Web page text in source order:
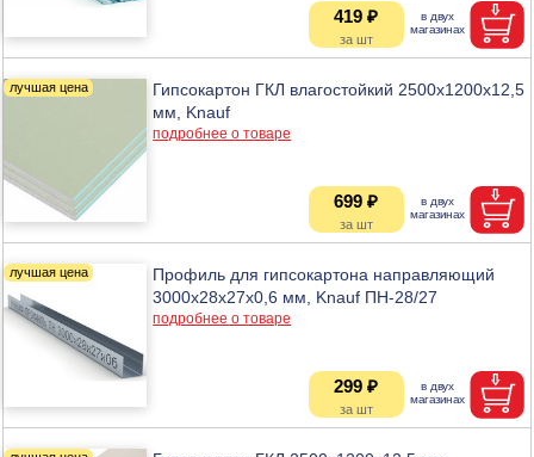
419 ₽
Гипсокартон ГКЛ влагостойкий 2500х1200х12,5
мм, Knauf
подробнее о товаре
699 ₽
Профиль для гипсокартона направляющий
3000х28х27x0,6 мм, Knauf ПН-28/27
подробнее о товаре
299 ₽